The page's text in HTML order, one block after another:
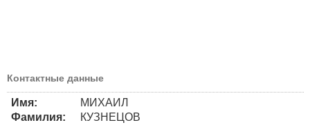
Контактные данные
Имя:
МИХАИЛ
Фамилия:
КУЗНЕЦОВ